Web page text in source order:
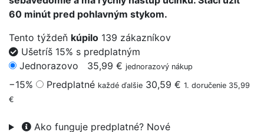
60 minút pred pohlavným stykom.
Tento týždeň kúpilo 139 zákazníkov
Ušetríš 15% s predplatným
Jednorazovo
35,99 € jednorazový nákup
−15% Predplatné každé ďalšie 30,59 € 1. doručenie 35,99
€
Ako funguje predplatné? Nové